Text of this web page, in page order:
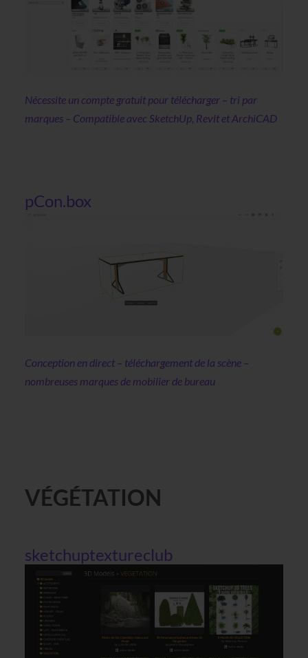
Nécessite un compte gratuit pour télécharger – tri par
marques – Compatible avec SketchUp, Revit et ArchiCAD
pCon.box
Conception en direct – téléchargement de la scène –
nombreuses marques de mobilier de bureau
VÉGÉTATION
sketchuptextureclub